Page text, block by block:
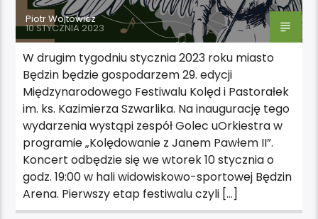
Piotr Wojtowicz
10 STYCZNIA 2023
W drugim tygodniu stycznia 2023 roku miasto
Będzin będzie gospodarzem 29. edycji
Międzynarodowego Festiwalu Kolęd i Pastorałek
im. ks. Kazimierza Szwarlika. Na inaugurację tego
wydarzenia wystąpi zespół Golec uOrkiestra w
programie „Kolędowanie z Janem Pawłem II”.
Koncert odbędzie się we wtorek 10 stycznia o
godz. 19:00 w hali widowiskowo-sportowej Będzin
Arena. Pierwszy etap festiwalu czyli […]